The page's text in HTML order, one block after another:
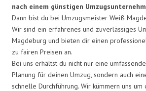
nach einem günstigen
Dann bist du bei Umzugsmeister Weiß
Wir sind ein erfahrenes und zuverlässiges
Magdeburg und bieten dir einen
zu fairen Preisen an.
Bei uns erhältst du nicht nur eine
Planung für deinen Umzug, sondern auch
schnelle Durchführung. Wir kümmern uns